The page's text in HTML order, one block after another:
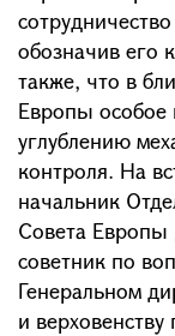
обозначив его
также, что в
Европы особое
углублению
контроля. На
начальник
Совета Европы
советник по
Генеральном
и